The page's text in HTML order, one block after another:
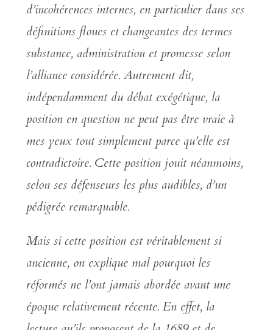
d’incohérences internes, en particulier dans ses
définitions floues et changeantes des termes
substance, administration et promesse selon
l’alliance considérée. Autrement dit,
indépendamment du débat exégétique, la
position en question ne peut pas être vraie à
mes yeux tout simplement parce qu’elle est
contradictoire. Cette position jouit néanmoins,
selon ses défenseurs les plus audibles, d’un
pédigrée remarquable.
Mais si cette position est véritablement si
ancienne, on explique mal pourquoi les
réformés ne l’ont jamais abordée avant une
époque relativement récente. En effet, la